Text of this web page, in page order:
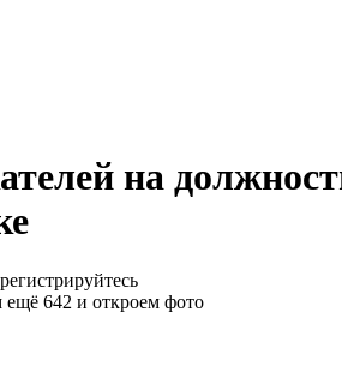
на
642 и откроем фото